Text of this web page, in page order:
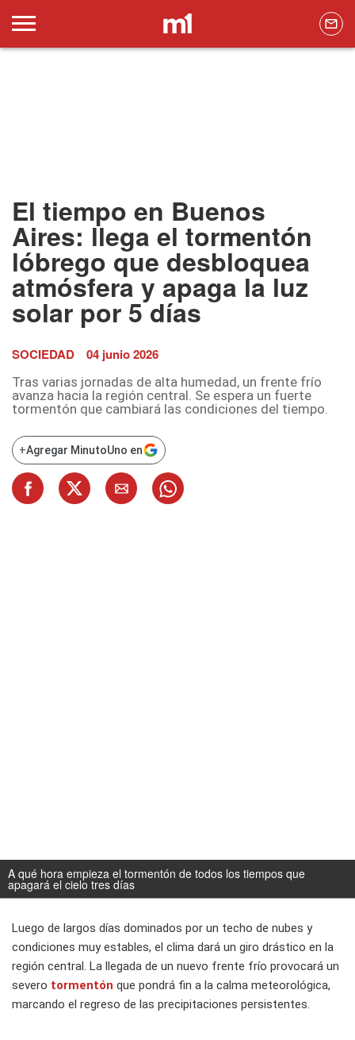
El tiempo en Buenos
Aires: llega el tormentón
lóbrego que desbloquea
atmósfera y apaga la luz
solar por 5 días
SOCIEDAD 04 junio 2026
Tras varias jornadas de alta humedad, un frente frío
avanza hacia la región central. Se espera un fuerte
tormentón que cambiará las condiciones del tiempo.
+Agregar MinutoUno en
A qué hora empieza el tormentón de todos los tiempos que
apagará el cielo tres días
Luego de largos días dominados por un techo de nubes y
condiciones muy estables, el clima dará un giro drástico en la
región central. La llegada de un nuevo frente frío provocará un
severo tormentón que pondrá fin a la calma meteorológica,
marcando el regreso de las precipitaciones persistentes.